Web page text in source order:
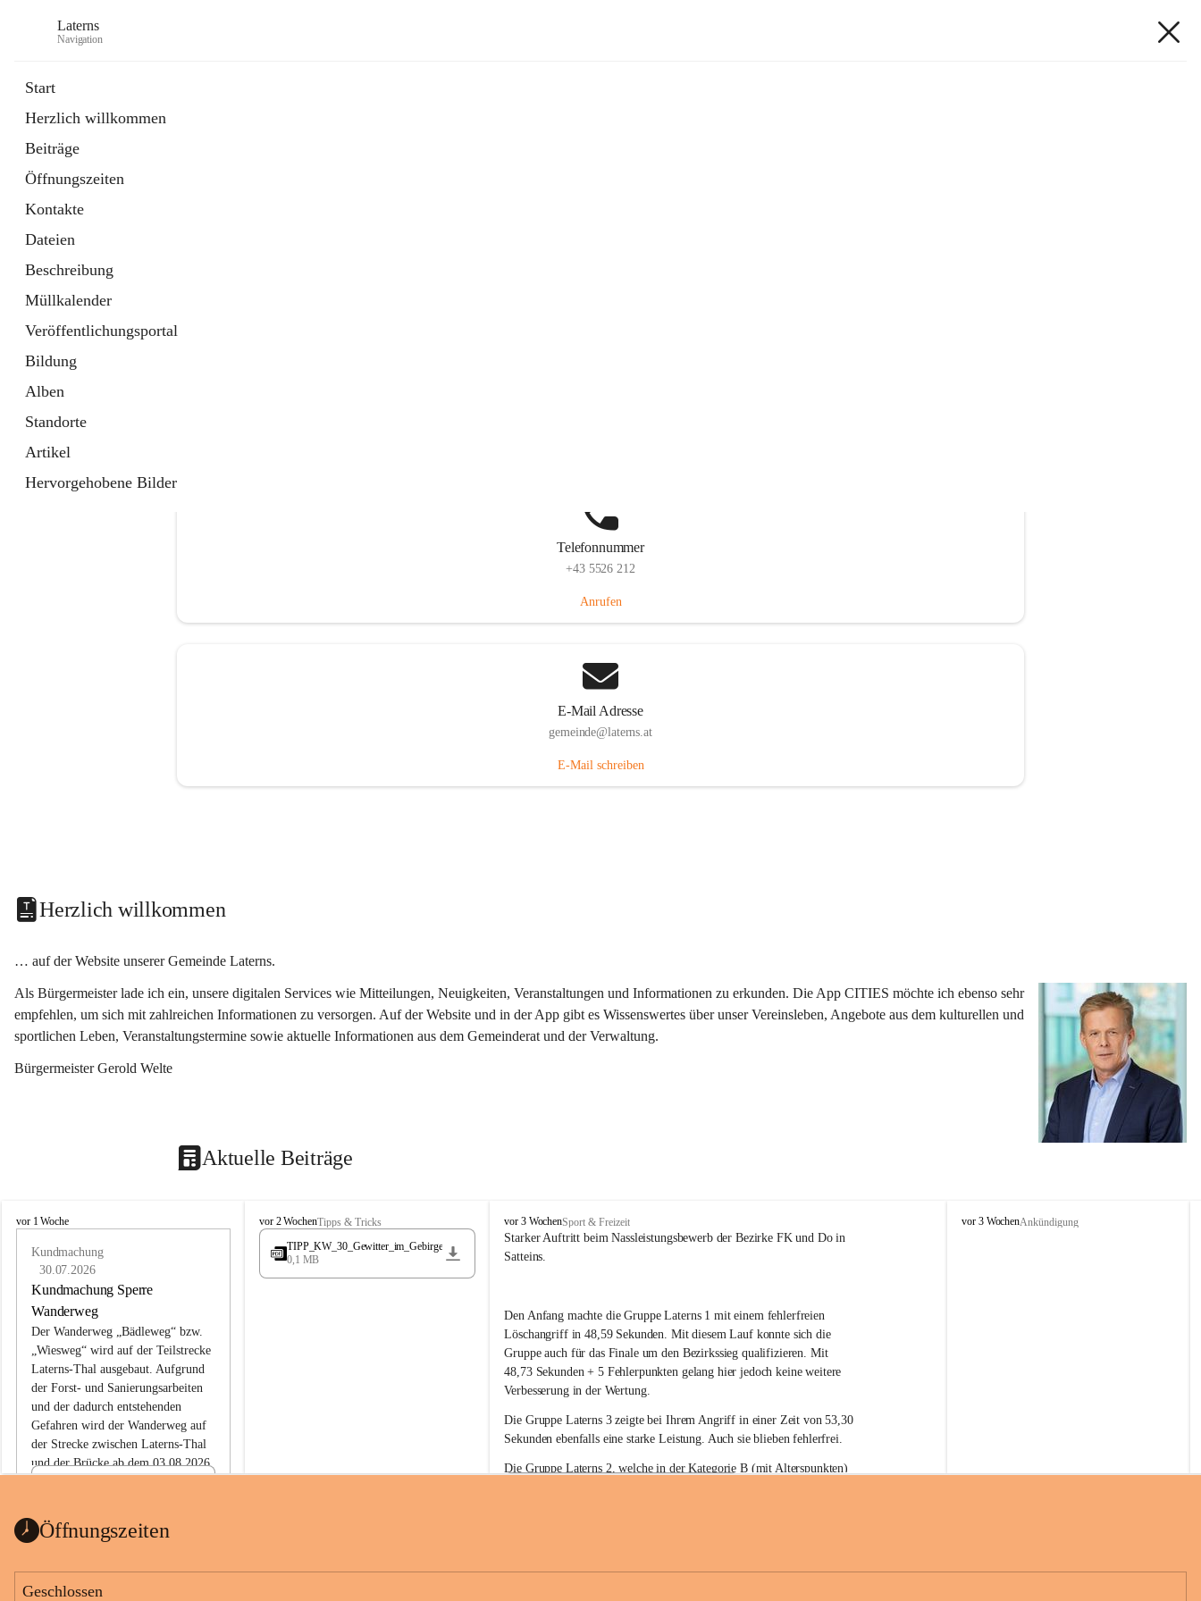
Laterns
Navigation
Start
Herzlich willkommen
Beiträge
Öffnungszeiten
Kontakte
Dateien
Beschreibung
Müllkalender
Veröffentlichungsportal
Bildung
Alben
Standorte
Artikel
Hervorgehobene Bilder
Telefonnummer
+43 5526 212
Anrufen
E-Mail Adresse
gemeinde@laterns.at
E-Mail schreiben
Herzlich willkommen
… auf der Website unserer Gemeinde Laterns.
Als Bürgermeister lade ich ein, unsere digitalen Services wie Mitteilungen, Neuigkeiten, Veranstaltungen und Informationen zu erkunden. Die App CITIES möchte ich ebenso sehr
empfehlen, um sich mit zahlreichen Informationen zu versorgen. Auf der Website und in der App gibt es Wissenswertes über unser Vereinsleben, Angebote aus dem kulturellen und
sportlichen Leben, Veranstaltungstermine sowie aktuelle Informationen aus dem Gemeinderat und der Verwaltung.
Bürgermeister Gerold Welte
Aktuelle Beiträge
L
vor 1 Woche
Kundmachung
30.07.2026
Kundmachung Sperre
Wanderweg
Der Wanderweg „Bädleweg“ bzw.
„Wiesweg“ wird auf der Teilstrecke
Laterns-Thal ausgebaut. Aufgrund
der Forst- und Sanierungsarbeiten
und der dadurch entstehenden
Gefahren wird der Wanderweg auf
der Strecke zwischen Laterns-Thal
und der Brücke ab dem 03.08.2026
ht
1 Seite•0,1 MB
L
a
e
vor 2 WochenTipps & Tricks
TIPP_KW_30_Gewitter_im_Gebirge
0,1 MB
F
r
e
l
l
i
g
e
F
e
u
e
r
w
t
vor 3 WochenSport & Freizeit
Starker Auftritt beim Nassleistungsbewerb der Bezirke FK und Do in
Satteins.
Den Anfang machte die Gruppe Laterns 1 mit einem fehlerfreien
Löschangriff in 48,59 Sekunden. Mit diesem Lauf konnte sich die
Gruppe auch für das Finale um den Bezirkssieg qualifizieren. Mit
48,73 Sekunden + 5 Fehlerpunkten gelang hier jedoch keine weitere
Verbesserung in der Wertung.
Die Gruppe Laterns 3 zeigte bei Ihrem Angriff in einer Zeit von 53,30
Sekunden ebenfalls eine starke Leistung. Auch sie blieben fehlerfrei.
Die Gruppe Laterns 2, welche in der Kategorie B (mit Alterspunkten)
L
vor 3 WochenAnkündigung
Öffnungszeiten
Geschlossen